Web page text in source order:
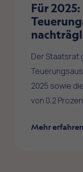
Für 2025:
Der Staatsrat
2025 sowie
von 0,2
Mehr erfahren